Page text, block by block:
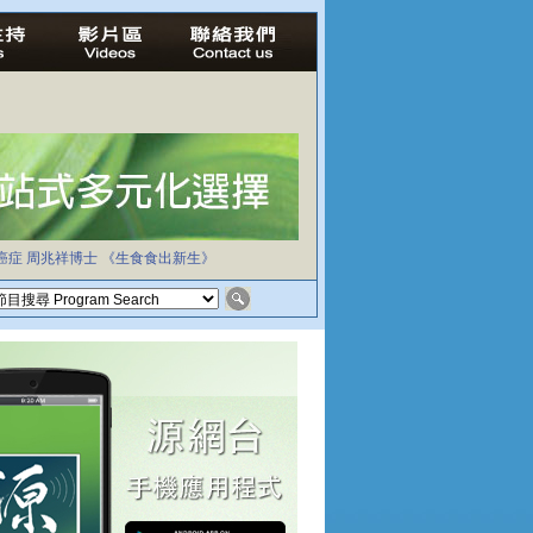
症 周兆祥博士 《生食食出新生》